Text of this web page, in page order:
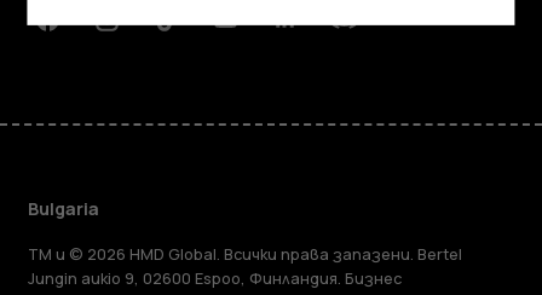
FacebookInstagram
TiktokYoutubeLinkedinDiscord
Bulgaria
TM и © 2026 HMD Global. Всички права запазени. Bertel
Jungin aukio 9, 02600 Espoo, Финландия. Бизнес